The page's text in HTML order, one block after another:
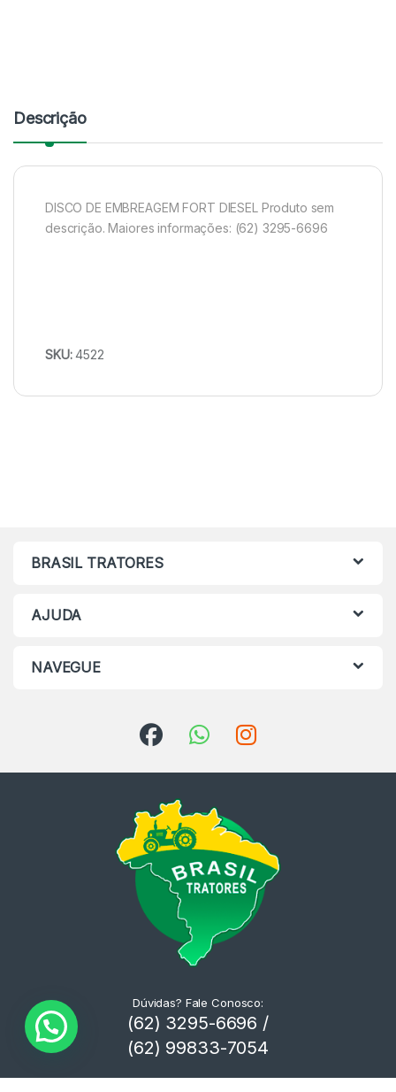
Descrição
DISCO DE EMBREAGEM FORT DIESEL Produto sem
descrição. Maiores informações: (62) 3295-6696
SKU:4522
BRASIL TRATORES
AJUDA
NAVEGUE
Dúvidas? Fale Conosco:
(62) 3295-6696 /
(62) 99833-7054